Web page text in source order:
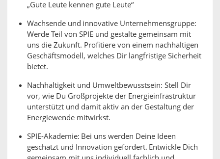
„Gute Leute kennen gute Leute“
Wachsende und innovative Unternehmensgruppe:
Werde Teil von SPIE und gestalte gemeinsam mit
uns die Zukunft. Profitiere von einem nachhaltigen
Geschäftsmodell, welches Dir langfristige Sicherheit
bietet.
Nachhaltigkeit und Umweltbewusstsein: Stell Dir
vor, wie Du Großprojekte der Energieinfrastruktur
unterstützt und damit aktiv an der Gestaltung der
Energiewende mitwirkst.
SPIE-Akademie: Bei uns werden Deine Ideen
geschätzt und Innovation gefördert. Entwickle Dich